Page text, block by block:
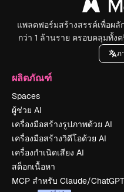
แพลตฟอร์มสร้างสรรค์เพื่อผ
กว่า 1 ล้านราย ครอบคลุมทั้ง
ภ
ผลิตภัณฑ์
Spaces
ผู้ช่วย AI
เครื่องมือสร้างรูปภาพด้วย AI
เครื่องมือสร้างวิดีโอด้วย AI
เครื่องกำเนิดเสียง AI
สต็อกเนื้อหา
MCP สำหรับ Claude/ChatGPT